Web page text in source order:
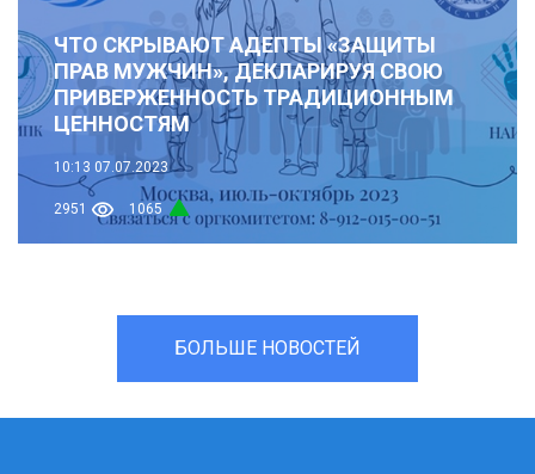
ЧТО СКРЫВАЮТ АДЕПТЫ «ЗАЩИТЫ
ПРАВ МУЖЧИН», ДЕКЛАРИРУЯ СВОЮ
ПРИВЕРЖЕННОСТЬ ТРАДИЦИОННЫМ
ЦЕННОСТЯМ
10:13 07.07.2023
2951 1065
БОЛЬШЕ НОВОСТЕЙ